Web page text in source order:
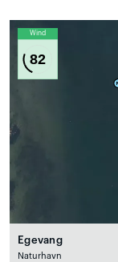
Wind
82
Egevang
Naturhavn